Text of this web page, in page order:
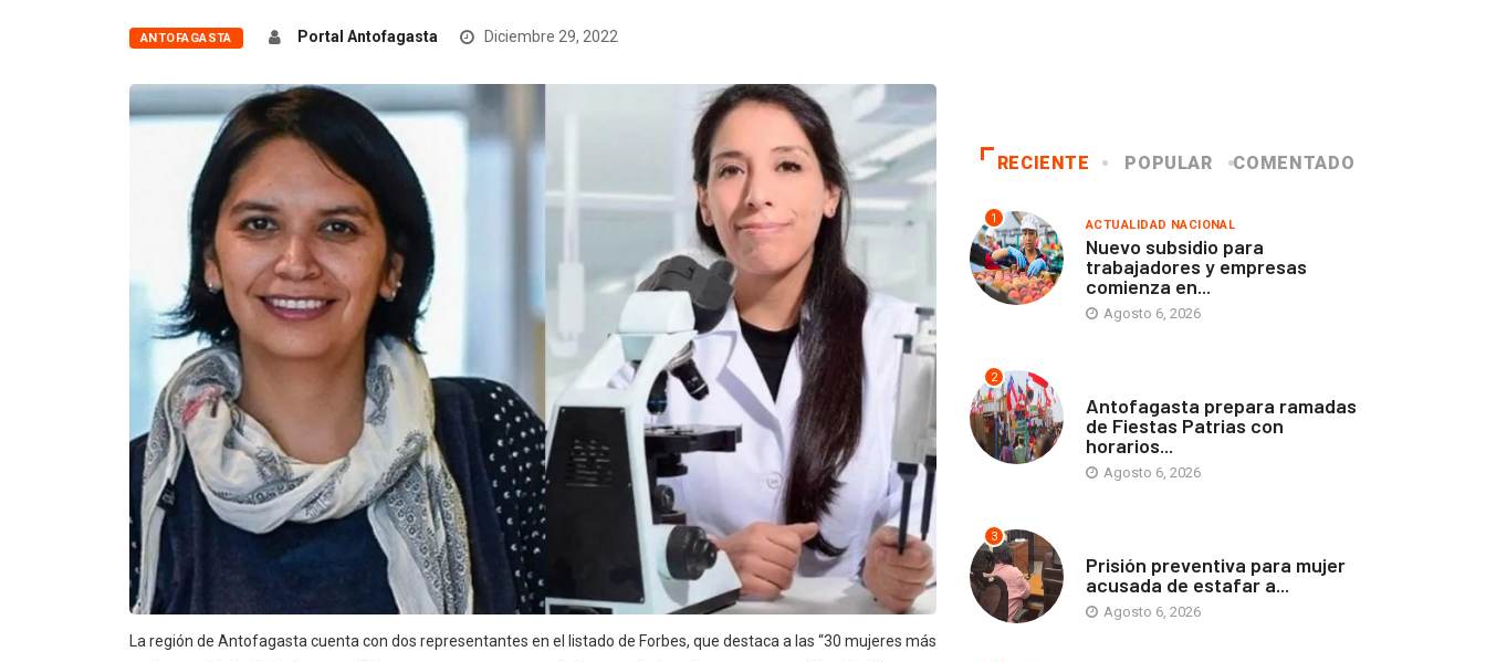
ANTOFAGASTA Portal Antofagasta Diciembre 29, 2022
La región de Antofagasta cuenta con dos representantes en el listado de Forbes, que destaca a las “30 mujeres más
RECIENTE POPULAR COMENTADO
1 ACTUALIDAD NACIONAL
Nuevo subsidio para
trabajadores y empresas
comienza en...
Agosto 6, 2026
2
Antofagasta prepara ramadas
de Fiestas Patrias con
horarios...
Agosto 6, 2026
3
Prisión preventiva para mujer
acusada de estafar a...
Agosto 6, 2026